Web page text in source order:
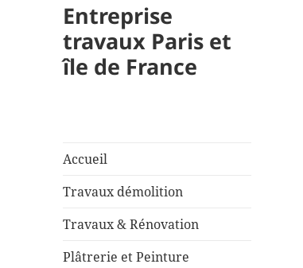
Entreprise
travaux Paris et
île de France
Accueil
Travaux démolition
Travaux & Rénovation
Plâtrerie et Peinture